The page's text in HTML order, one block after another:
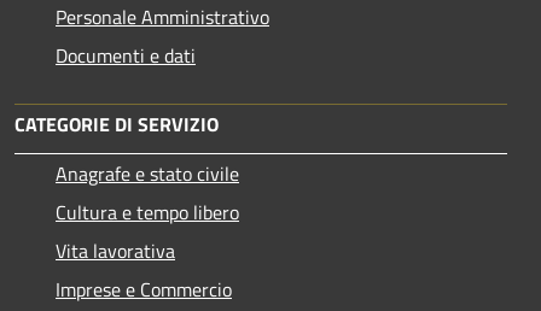
Personale Amministrativo
Documenti e dati
CATEGORIE DI SERVIZIO
Anagrafe e stato civile
Cultura e tempo libero
Vita lavorativa
Imprese e Commercio